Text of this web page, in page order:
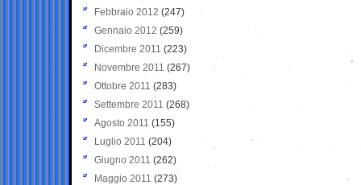
Febbraio 2012 (247)
Gennaio 2012 (259)
Dicembre 2011 (223)
Novembre 2011 (267)
Ottobre 2011 (283)
Settembre 2011 (268)
Agosto 2011 (155)
Luglio 2011 (204)
Giugno 2011 (262)
Maggio 2011 (273)